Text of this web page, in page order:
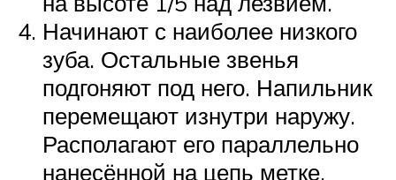
Начинают с наиболее низкого
зуба. Остальные звенья
подгоняют под него. Напильник
перемещают изнутри наружу.
Располагают его параллельно
нанесённой на цепь метке.